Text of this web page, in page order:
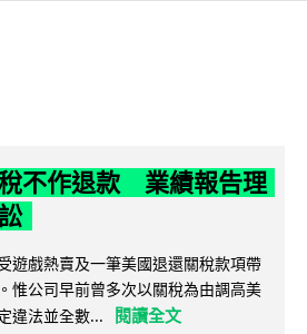
不作退款 業績報告理
遊戲熱賣及一筆美國退還關稅款項帶
惟公司早前曾多次以關稅為由調高美
違法並全數...
閱讀全文